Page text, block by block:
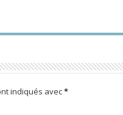
indiqués avec*